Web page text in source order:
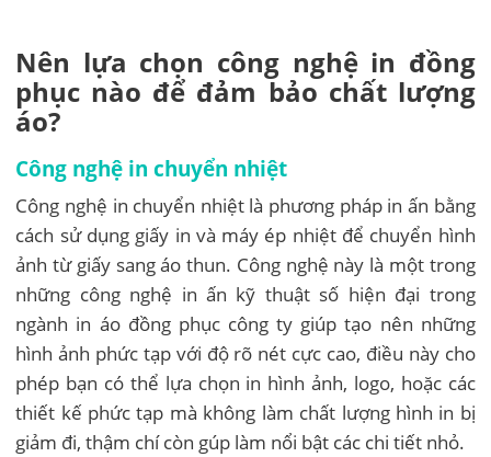
Nên lựa chọn công nghệ in đồng
phục nào để đảm bảo chất lượng
áo?
Công nghệ in chuyển nhiệt
Công nghệ in chuyển nhiệt là phương pháp in ấn bằng
cách sử dụng giấy in và máy ép nhiệt để chuyển hình
ảnh từ giấy sang áo thun. Công nghệ này là một trong
những công nghệ in ấn kỹ thuật số hiện đại trong
ngành in áo đồng phục công ty giúp tạo nên những
hình ảnh phức tạp với độ rõ nét cực cao, điều này cho
phép bạn có thể lựa chọn in hình ảnh, logo, hoặc các
thiết kế phức tạp mà không làm chất lượng hình in bị
giảm đi, thậm chí còn gúp làm nổi bật các chi tiết nhỏ.